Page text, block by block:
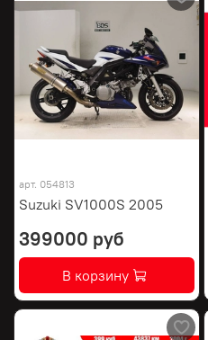
арт. 054813
Suzuki SV1000S 2005
399000 руб
В корзину